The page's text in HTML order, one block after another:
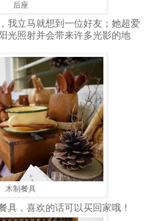
后座
我立马就想到一位好友；她超爱
光照射并会带来许多光影的地
木制餐具
具，喜欢的话可以买回家哦！